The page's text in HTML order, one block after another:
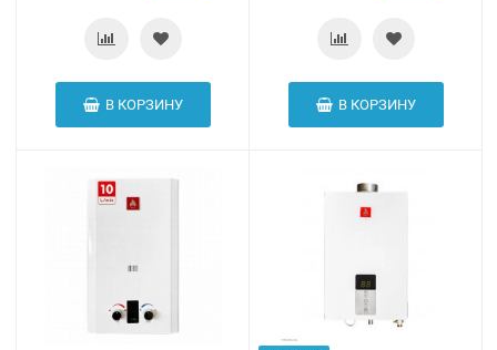
В КОРЗИНУ В КОРЗИНУ